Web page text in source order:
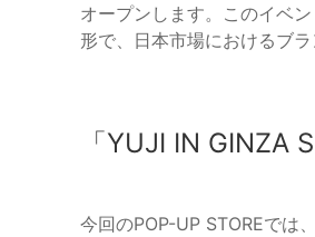
オープンします。このイベ
形で、日本市場におけるブ
「YUJI IN GINZA
今回のPOP-UP STOREでは